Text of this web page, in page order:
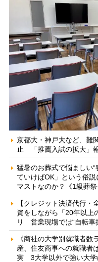
京都大・神戸大など、難
止 「推薦入試の拡大」
猛暑のお葬式で悩ましい
ていけばOK」という俗
マストなのか？《1級葬祭
【クレジット決済代行
資をしながら「20年以上
リ 営業現場では“自転車
《商社の大学別就職者
産、住友商事への就職者
実 3大学以外で強い大学